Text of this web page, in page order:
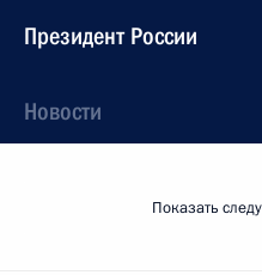
Президент России
Новости
Показать